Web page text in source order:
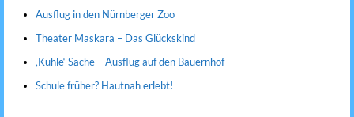
Ausflug in den Nürnberger Zoo
Theater Maskara – Das Glückskind
‚Kuhle‘ Sache – Ausflug auf den Bauernhof
Schule früher? Hautnah erlebt!